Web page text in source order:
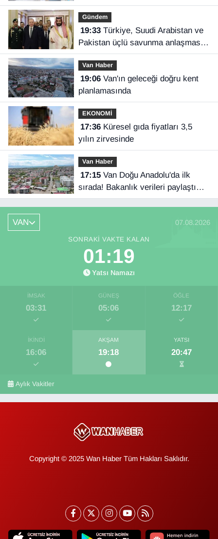
Gündem
19:33Türkiye, Suudi Arabistan ve
Pakistan üçlü savunma anlaşması
imzaladı
Van Haber
19:06Van'ın geleceği doğru kent
planlamasında
EKONOMİ
17:36Küresel gıda fiyatları 3,5
yılın zirvesinde
Van Haber
17:15Van Doğu Anadolu'da ilk
sırada! Bakanlık verileri paylaştı…
VAN 07.08.2026
SONRAKI VAKTE KALAN
01:18
Yatsı Namazı
İMSAK
03:31
GÜNEŞ
05:06
ÖĞLE
12:17
İKINDI
16:06
AKŞAM
19:18
YATSI
20:47
Aylık Vakitler
Copyright © 2025 Wan Haber Tüm Hakları Saklıdır.